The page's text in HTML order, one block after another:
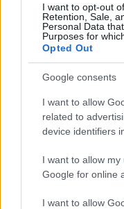
I want to opt-out
Retention, Sale,
Personal Data
Purposes for
Opted Out
Google consents
I want to allow
related to
device identifiers
I want to allow
Google for online
I want to allow
KIHU:n
suhteellisen
seurauksia ja
huippu-
Opetus- ja
*Oona Kettunen
Jyväskylän
tiedekunnassa,